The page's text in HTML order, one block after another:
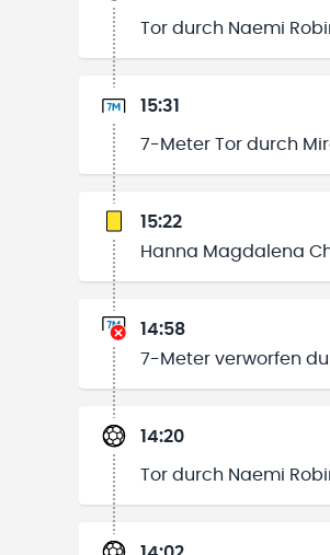
Tor durch Naemi
15:31
7-Meter Tor durch
15:22
Hanna Magdalena
14:58
7-Meter verworfen
14:20
Tor durch Naemi